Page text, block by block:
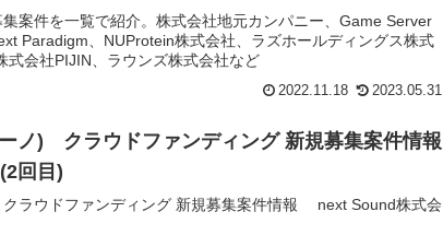
案件を一覧で紹介。株式会社地元カンパニー、Game Server
Paradigm、NUProtein株式会社、ラズホールディングス株式
式会社PIJIN、ラウンズ株式会社など
2022.11.18 2023.05.31
ノ) クラウドファンディング 新規募集案件情報
回目)
ラウドファンディング 新規募集案件情報 next Sound株式会